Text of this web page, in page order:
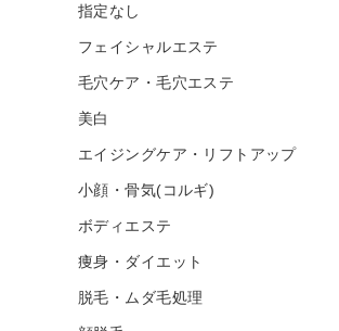
指定なし
フェイシャルエステ
毛穴ケア・毛穴エステ
美白
エイジングケア・リフトアップ
小顔・骨気(コルギ)
ボディエステ
痩身・ダイエット
脱毛・ムダ毛処理